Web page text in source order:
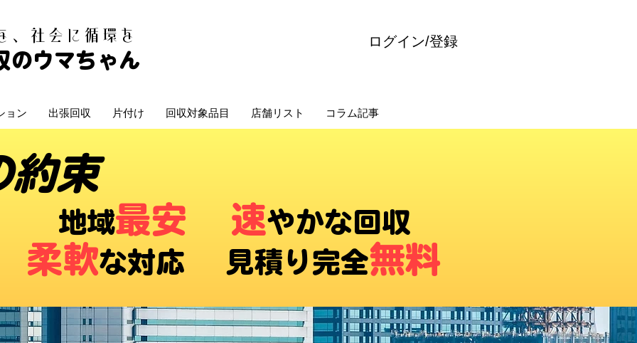
、社会に循環を
のウマちゃん
ログイン/登録
ョン 出張回収 片付け 回収対象品目 店舗リスト コラム記事
約束
​地域最安 速やかな回収
柔軟な対応 ​見積り完全無料